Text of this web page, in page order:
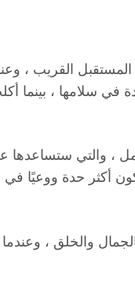
القريب ،
سلامها ، بينما
، والتي
أكثر حدة ووعيًا في
والخلق ،